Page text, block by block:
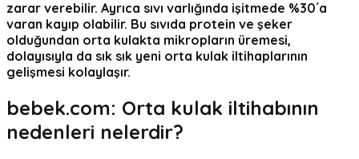
zarar verebilir. Ayrıca sıvı varlığında işitmede %30´a
varan kayıp olabilir. Bu sıvıda protein ve şeker
olduğundan orta kulakta mikropların üremesi,
dolayısıyla da sık sık yeni orta kulak iltihaplarının
gelişmesi kolaylaşır.
bebek.com: Orta kulak iltihabının
nedenleri nelerdir?